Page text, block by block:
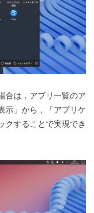
合は，アプリ一覧のア
示」から，「アプリケ
クすることで実現でき